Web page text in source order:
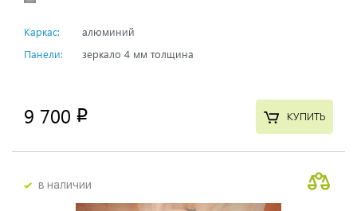
Каркас:
алюминий
Панели:
зеркало 4 мм толщина
9 700 p КУПИТЬ
в наличии